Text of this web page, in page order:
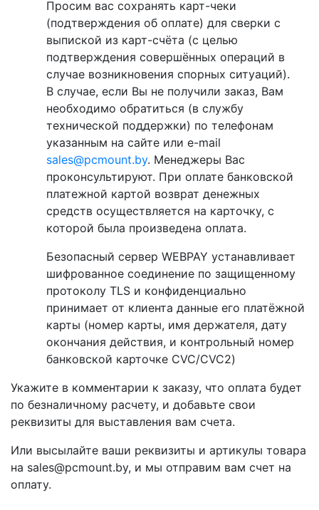
Просим вас сохранять карт-чеки
(подтверждения об оплате) для сверки с
выпиской из карт-счёта (с целью
подтверждения совершённых операций в
случае возникновения спорных ситуаций).
В случае, если Вы не получили заказ, Вам
необходимо обратиться (в службу
технической поддержки) по телефонам
указанным на сайте или e-mail
sales@pcmount.by. Менеджеры Вас
проконсультируют. При оплате банковской
платежной картой возврат денежных
средств осуществляется на карточку, с
которой была произведена оплата.
Безопасный сервер WEBPAY устанавливает
шифрованное соединение по защищенному
протоколу TLS и конфиденциально
принимает от клиента данные его платёжной
карты (номер карты, имя держателя, дату
окончания действия, и контрольный номер
банковской карточке CVC/CVC2)
Укажите в комментарии к заказу, что оплата будет
по безналичному расчету, и добавьте свои
реквизиты для выставления вам счета.
Или высылайте ваши реквизиты и артикулы товара
на sales@pcmount.by, и мы отправим вам счет на
оплату.